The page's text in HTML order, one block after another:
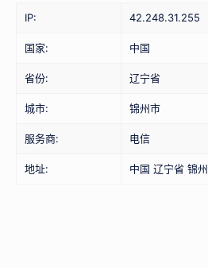
IP: 42.248.31.255
国家: 中国
省份: 辽宁省
城市: 锦州市
服务商: 电信
地址: 中国 辽宁省 锦